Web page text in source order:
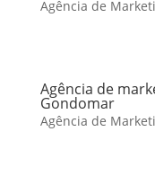
Agência de
Agência de
Gondomar
Agência de